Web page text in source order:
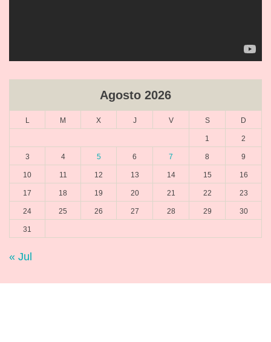
Agosto 2026
L M X J V S D
1 2
3 4 5 6 7 8 9
10 11 12 13 14 15 16
17 18 19 20 21 22 23
24 25 26 27 28 29 30
31
« Jul